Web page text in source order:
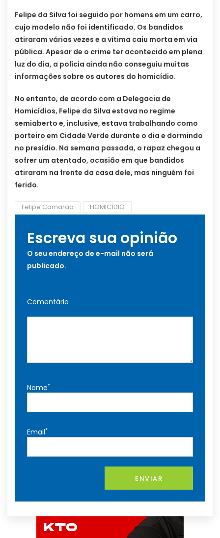
Felipe da Silva foi seguido por homens em um carro,
cujo modelo não foi identificado. Os bandidos
atiraram várias vezes e a vítima caiu morta em via
pública. Apesar de o crime ter acontecido em plena
luz do dia, a polícia ainda não conseguiu muitas
informações sobre os autores do homicídio.
No entanto, de acordo com a Delegacia de
Homicídios, Felipe da Silva estava no regime
semiaberto e, inclusive, estava trabalhando como
porteiro em Cidade Verde durante o dia e dormindo
no presídio. Na semana passada, o rapaz chegou a
sofrer um atentado, ocasião em que bandidos
atiraram na frente da casa dele, mas ninguém foi
ferido.
Felipe Camarao HOMICÍDIO
Escreva sua opinião
O seu endereço de e-mail não será
publicado.
Comentário
Nome*
Email*
ENVIAR